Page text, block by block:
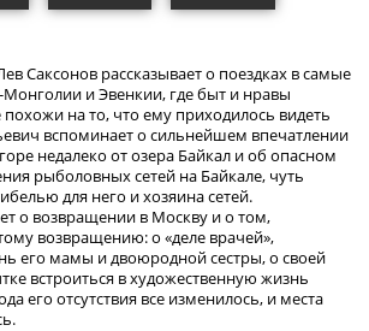
Саксонов рассказывает о поездках в самые
Монголиии Эвенкии, где быт и нравы
похожи на то, что ему приходилось видеть
вспоминает о сильнейшем впечатлении
недалеко от озера Байкал и об опасном
рыболовных сетей на Байкале, чуть
для него и хозяина сетей.
о возвращении в Москву и о том,
возвращению: о «деле врачей»,
его мамы и двоюродной сестры, о своей
встроиться в художественную жизнь
его отсутствия все изменилось, и места